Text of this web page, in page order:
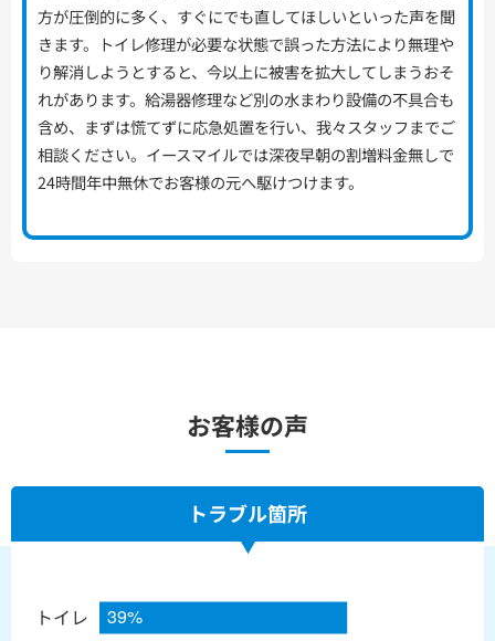
方が圧倒的に多く、すぐにでも直してほしいといった声を聞
きます。トイレ修理が必要な状態で誤った方法により無理や
り解消しようとすると、今以上に被害を拡大してしまうおそ
れがあります。給湯器修理など別の水まわり設備の不具合も
含め、まずは慌てずに応急処置を行い、我々スタッフまでご
相談ください。イースマイルでは深夜早朝の割増料金無しで
24時間年中無休でお客様の元へ駆けつけます。
お客様の声
トラブル箇所
トイレ